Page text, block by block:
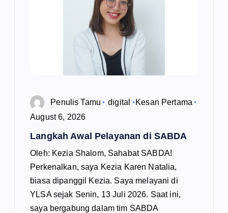
Penulis Tamu digital
Kesan Pertama
August 6, 2026
Langkah Awal Pelayanan di SABDA
Oleh: Kezia Shalom, Sahabat SABDA!
Perkenalkan, saya Kezia Karen Natalia,
biasa dipanggil Kezia. Saya melayani di
YLSA sejak Senin, 13 Juli 2026. Saat ini,
saya bergabung dalam tim SABDA